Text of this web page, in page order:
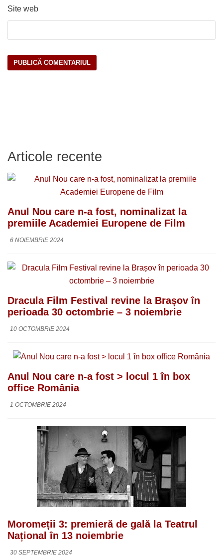
Site web
Articole recente
Anul Nou care n-a fost, nominalizat la
premiile Academiei Europene de Film
6 NOIEMBRIE 2024
Dracula Film Festival revine la Brașov în
perioada 30 octombrie – 3 noiembrie
10 OCTOMBRIE 2024
Anul Nou care n-a fost > locul 1 în box
office România
1 OCTOMBRIE 2024
Moromeții 3: premieră de gală la Teatrul
Național în 13 noiembrie
30 SEPTEMBRIE 2024